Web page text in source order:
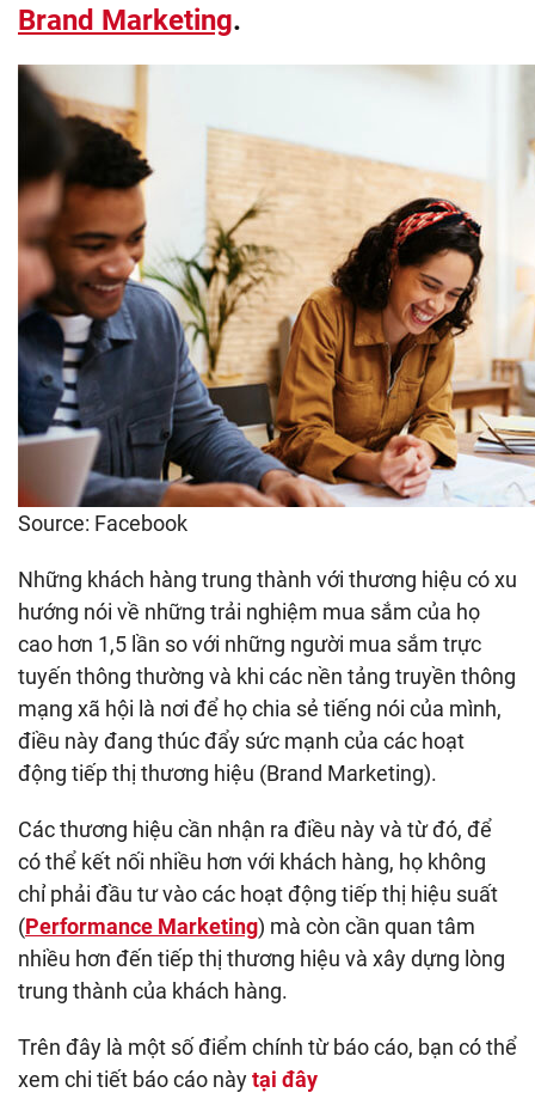
Brand Marketing.
Source: Facebook
Những khách hàng trung thành với thương hiệu có xu
hướng nói về những trải nghiệm mua sắm của họ
cao hơn 1,5 lần so với những người mua sắm trực
tuyến thông thường và khi các nền tảng truyền thông
mạng xã hội là nơi để họ chia sẻ tiếng nói của mình,
điều này đang thúc đẩy sức mạnh của các hoạt
động tiếp thị thương hiệu (Brand Marketing).
Các thương hiệu cần nhận ra điều này và từ đó, để
có thể kết nối nhiều hơn với khách hàng, họ không
chỉ phải đầu tư vào các hoạt động tiếp thị hiệu suất
(Performance Marketing) mà còn cần quan tâm
nhiều hơn đến tiếp thị thương hiệu và xây dựng lòng
trung thành của khách hàng.
Trên đây là một số điểm chính từ báo cáo, bạn có thể
xem chi tiết báo cáo nàytại đây